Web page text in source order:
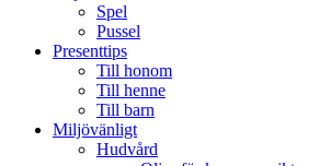
Spel
Pussel
Presenttips
Till honom
Till henne
Till barn
Miljövänligt
Hudvård